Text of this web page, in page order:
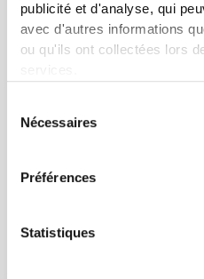
publicité et d'analyse, qui
avec d'autres informations
ou qu'ils ont collectées lors
Nécessaires
Préférences
Statistiques
Info et Entretien
De notre communauté